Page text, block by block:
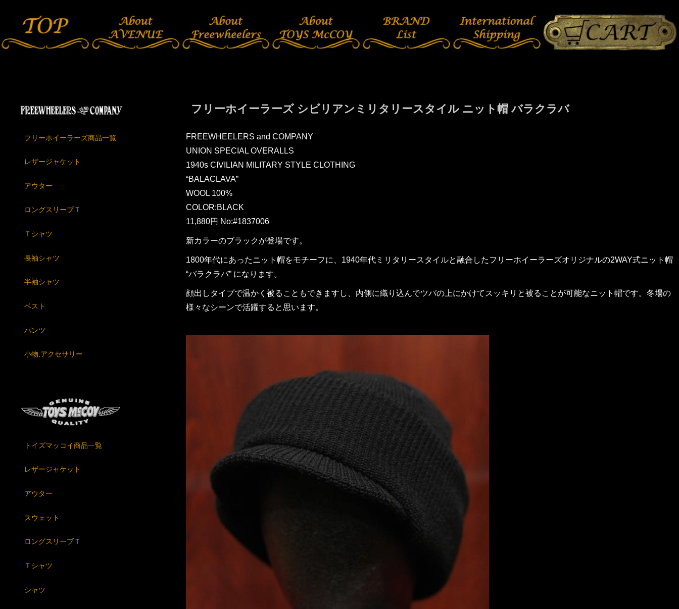
フリーホイーラーズ シビリアンミリタリースタイル ニット帽 バラクラバ
FREEWHEELERS and COMPANY
UNION SPECIAL OVERALLS
1940s CIVILIAN MILITARY STYLE CLOTHING
“BALACLAVA”
WOOL 100%
COLOR:BLACK
11,880円 No:#1837006
新カラーのブラックが登場です。
1800年代にあったニット帽をモチーフに、1940年代ミリタリースタイルと融合したフリーホイーラーズオリジナルの2WAY式ニット帽
“バラクラバ” になります。
顔出しタイプで温かく被ることもできますし、内側に織り込んでツバの上にかけてスッキリと被ることが可能なニット帽です。冬場の
様々なシーンで活躍すると思います。
フリーホイーラーズ商品一覧
レザージャケット
アウター
ロングスリーブＴ
Ｔシャツ
長袖シャツ
半袖シャツ
ベスト
パンツ
小物,アクセサリー
トイズマッコイ商品一覧
レザージャケット
アウター
スウェット
ロングスリーブＴ
Ｔシャツ
シャツ